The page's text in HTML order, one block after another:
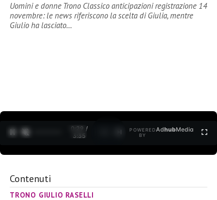
Uomini e donne Trono Classico anticipazioni registrazione 14
novembre: le news riferiscono la scelta di Giulia, mentre
Giulio ha lasciato…
0:30 /
3:35
POWERED
BY
AdhubMedia
Contenuti
TRONO GIULIO RASELLI